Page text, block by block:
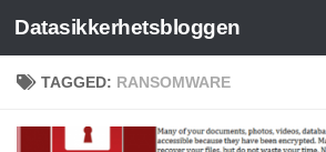
Skip to content
Datasikkerhetsbloggen
TAGGED: RANSOMWARE